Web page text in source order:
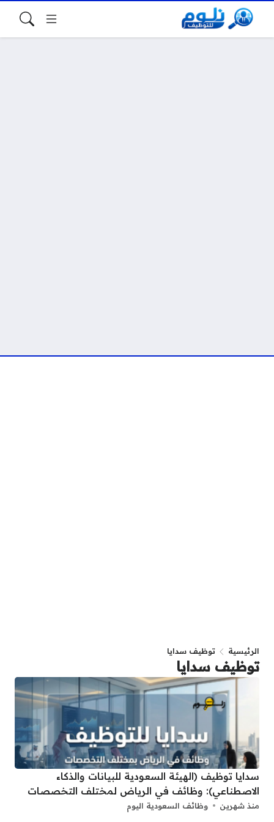
الرئيسية توظيف سدايا
توظيف سدايا
سدايا توظيف (الهيئة السعودية للبيانات والذكاء
الاصطناعي): وظائف في الرياض لمختلف التخصصات
منذ شهرين وظائف السعودية اليوم